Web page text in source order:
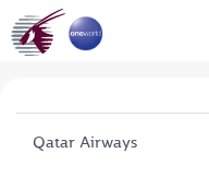
Qatar Airways